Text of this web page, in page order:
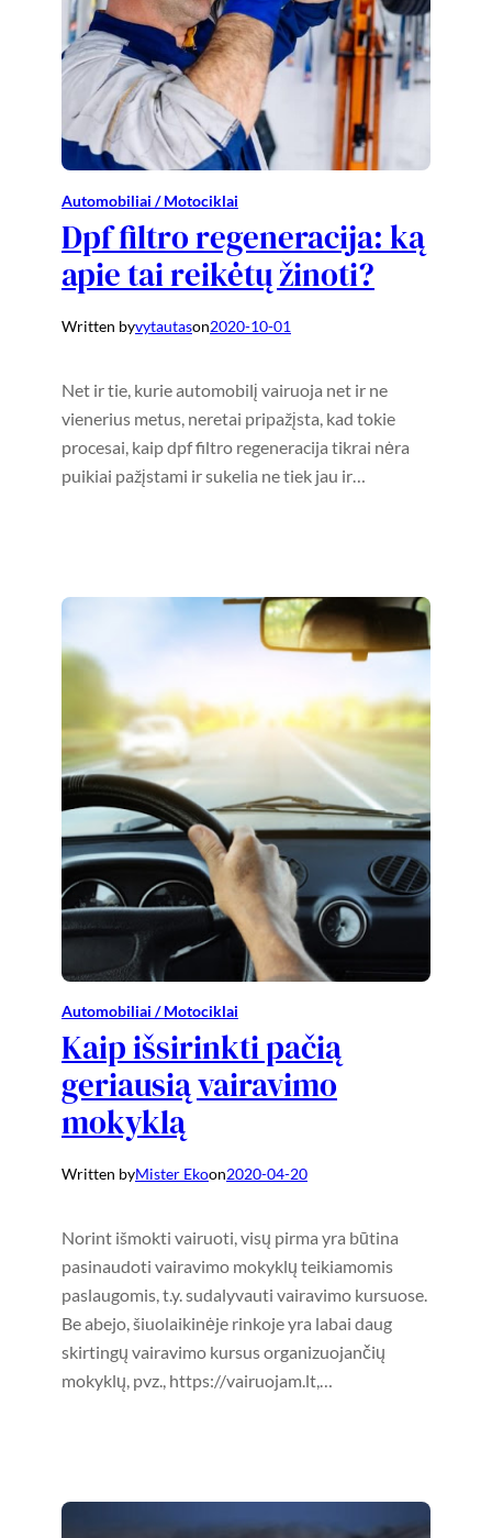
Automobiliai / Motociklai
Dpf filtro regeneracija: ką
apie tai reikėtų žinoti?
Written byvytautason2020-10-01
Net ir tie, kurie automobilį vairuoja net ir ne
vienerius metus, neretai pripažįsta, kad tokie
procesai, kaip dpf filtro regeneracija tikrai nėra
puikiai pažįstami ir sukelia ne tiek jau ir…
Automobiliai / Motociklai
Kaip išsirinkti pačią
geriausią vairavimo
mokyklą
Written byMister Ekoon2020-04-20
Norint išmokti vairuoti, visų pirma yra būtina
pasinaudoti vairavimo mokyklų teikiamomis
paslaugomis, t.y. sudalyvauti vairavimo kursuose.
Be abejo, šiuolaikinėje rinkoje yra labai daug
skirtingų vairavimo kursus organizuojančių
mokyklų, pvz., https://vairuojam.lt,…